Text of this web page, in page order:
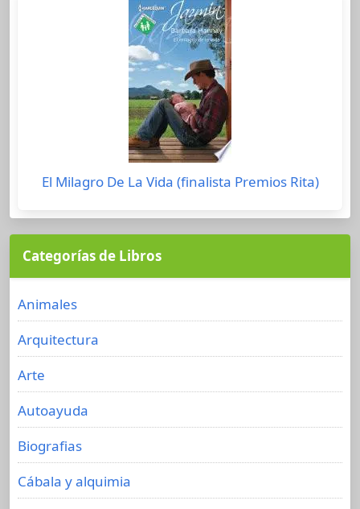
El Milagro De La Vida (finalista Premios Rita)
Categorías de Libros
Animales
Arquitectura
Arte
Autoayuda
Biografias
Cábala y alquimia